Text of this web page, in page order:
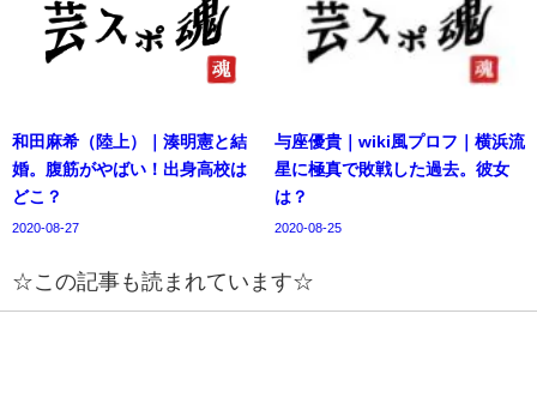
和田麻希（陸上）｜湊明憲と結
婚。腹筋がやばい！出身高校は
どこ？
2020-08-27
与座優貴｜wiki風プロフ｜横浜流
星に極真で敗戦した過去。彼女
は？
2020-08-25
☆この記事も読まれています☆